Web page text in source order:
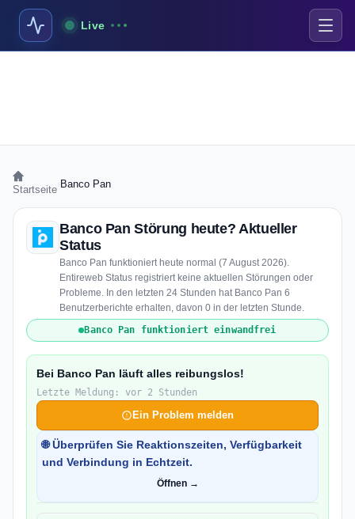
Live
Startseite Banco Pan
Banco Pan Störung heute? Aktueller
Status
Banco Pan funktioniert heute normal (7 August 2026).
Entireweb Status registriert keine aktuellen Störungen oder
Probleme. In den letzten 24 Stunden hat Banco Pan 6
Benutzerberichte erhalten, davon 0 in der letzten Stunde.
Banco Pan funktioniert einwandfrei
Bei Banco Pan läuft alles reibungslos!
Letzte Meldung: vor 2 Stunden
Ein Problem melden
🌐 Überprüfen Sie Reaktionszeiten, Verfügbarkeit
und Verbindung in Echtzeit.
Öffnen →